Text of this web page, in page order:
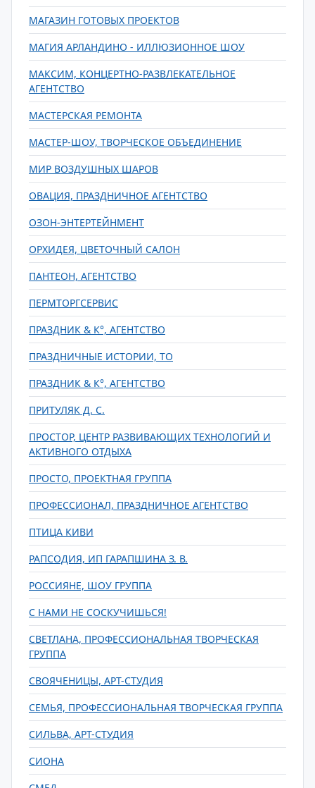
МАГАЗИН ГОТОВЫХ ПРОЕКТОВ
МАГИЯ АРЛАНДИНО - ИЛЛЮЗИОННОЕ ШОУ
МАКСИМ, КОНЦЕРТНО-РАЗВЛЕКАТЕЛЬНОЕ
АГЕНТСТВО
МАСТЕРСКАЯ РЕМОНТА
МАСТЕР-ШОУ, ТВОРЧЕСКОЕ ОБЪЕДИНЕНИЕ
МИР ВОЗДУШНЫХ ШАРОВ
ОВАЦИЯ, ПРАЗДНИЧНОЕ АГЕНТСТВО
ОЗОН-ЭНТЕРТЕЙНМЕНТ
ОРХИДЕЯ, ЦВЕТОЧНЫЙ САЛОН
ПАНТЕОН, АГЕНТСТВО
ПЕРМТОРГСЕРВИС
ПРАЗДНИК & К°, АГЕНТСТВО
ПРАЗДНИЧНЫЕ ИСТОРИИ, ТО
ПРАЗДНИК & К°, АГЕНТСТВО
ПРИТУЛЯК Д. С.
ПРОСТОР, ЦЕНТР РАЗВИВАЮЩИХ ТЕХНОЛОГИЙ И
АКТИВНОГО ОТДЫХА
ПРОСТО, ПРОЕКТНАЯ ГРУППА
ПРОФЕССИОНАЛ, ПРАЗДНИЧНОЕ АГЕНТСТВО
ПТИЦА КИВИ
РАПСОДИЯ, ИП ГАРАПШИНА З. В.
РОССИЯНЕ, ШОУ ГРУППА
С НАМИ НЕ СОСКУЧИШЬСЯ!
СВЕТЛАНА, ПРОФЕССИОНАЛЬНАЯ ТВОРЧЕСКАЯ
ГРУППА
СВОЯЧЕНИЦЫ, АРТ-СТУДИЯ
СЕМЬЯ, ПРОФЕССИОНАЛЬНАЯ ТВОРЧЕСКАЯ ГРУППА
СИЛЬВА, АРТ-СТУДИЯ
СИОНА